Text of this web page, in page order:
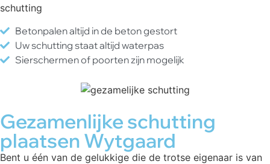
schutting
Betonpalen altijd in de beton gestort
Uw schutting staat altijd waterpas
Sierschermen of poorten zijn mogelijk
Gezamenlijke schutting
plaatsen Wytgaard
Bent u één van de gelukkige die de trotse eigenaar is van